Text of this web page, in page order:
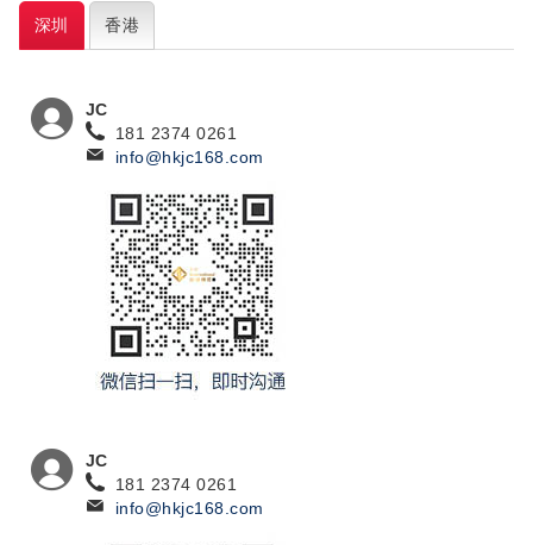
深圳 香港
JC
181 2374 0261
info@hkjc168.com
JC
181 2374 0261
info@hkjc168.com